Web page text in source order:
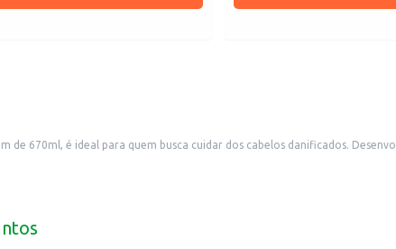
de 670ml, é ideal para quem busca cuidar dos cabelos danificados.